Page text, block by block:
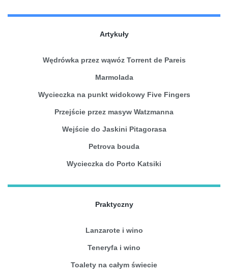
Artykuły
Wędrówka przez wąwóz Torrent de Pareis
Marmolada
Wycieczka na punkt widokowy Five Fingers
Przejście przez masyw Watzmanna
Wejście do Jaskini Pitagorasa
Petrova bouda
Wycieczka do Porto Katsiki
Praktyczny
Lanzarote i wino
Teneryfa i wino
Toalety na całym świecie